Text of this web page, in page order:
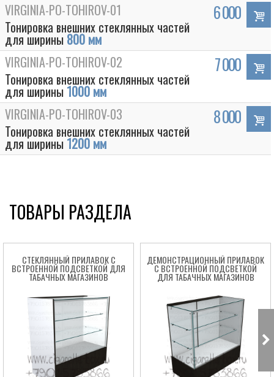
VIRGINIA-PO-TOHIROV-01
Тонировка внешних стеклянных частей
для ширины 800 мм
6 000
VIRGINIA-PO-TOHIROV-02
Тонировка внешних стеклянных частей
для ширины 1000 мм
7 000
VIRGINIA-PO-TOHIROV-03
Тонировка внешних стеклянных частей
для ширины 1200 мм
8 000
ТОВАРЫ РАЗДЕЛА
СТЕКЛЯННЫЙ ПРИЛАВОК C
ВСТРОЕННОЙ ПОДСВЕТКОЙ ДЛЯ
ТАБАЧНЫХ МАГАЗИНОВ
ДЕМОНСТРАЦИОННЫЙ ПРИЛАВОК
C ВСТРОЕННОЙ ПОДСВЕТКОЙ
ДЛЯ ТАБАЧНЫХ МАГАЗИНОВ